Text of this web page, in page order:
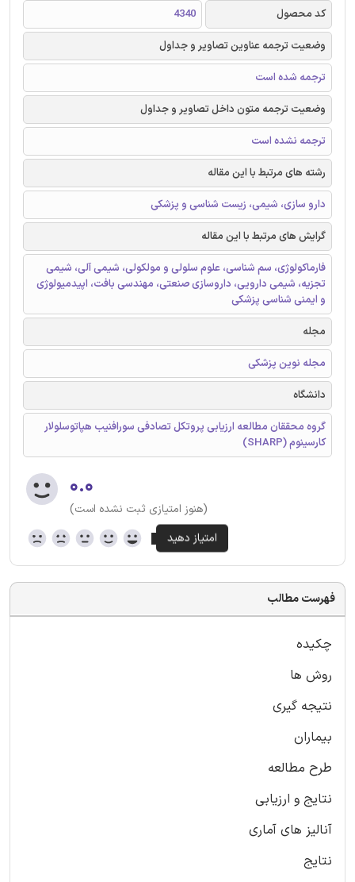
کد محصول
4340
وضعیت ترجمه عناوین تصاویر و جداول
ترجمه شده است
وضعیت ترجمه متون داخل تصاویر و جداول
ترجمه نشده است
رشته های مرتبط با این مقاله
دارو سازی، شیمی، زیست شناسی و پزشکی
گرایش های مرتبط با این مقاله
فارماکولوژی، سم شناسی، علوم سلولی و مولکولی، شیمی آلی، شیمی
تجزیه، شیمی دارویی، داروسازی صنعتی، مهندسی بافت، اپیدمیولوژی
و ایمنی شناسی پزشکی
مجله
مجله نوین پزشکی
دانشگاه
گروه محققان مطالعه ارزیابی پروتکل تصادفی سورافنیب هپاتوسلولار
کارسینوم (SHARP)
۰.۰
(هنوز امتیازی ثبت نشده است)
فهرست مطالب
چکیده
روش ها
نتیجه گیری
بیماران
طرح مطالعه
نتایج و ارزیابی
آنالیز های آماری
نتایج